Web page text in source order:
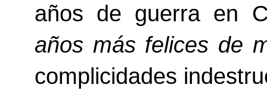
años de guerra en
años más felices de
complicidades